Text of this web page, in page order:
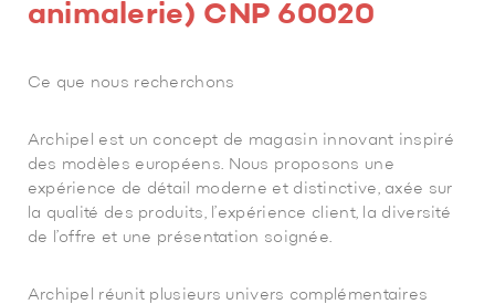
animalerie) CNP 60020
Ce que nous recherchons
Archipel est un concept de magasin innovant inspiré
des modèles européens. Nous proposons une
expérience de détail moderne et distinctive, axée sur
la qualité des produits, l’expérience client, la diversité
de l’offre et une présentation soignée.
Archipel réunit plusieurs univers complémentaires